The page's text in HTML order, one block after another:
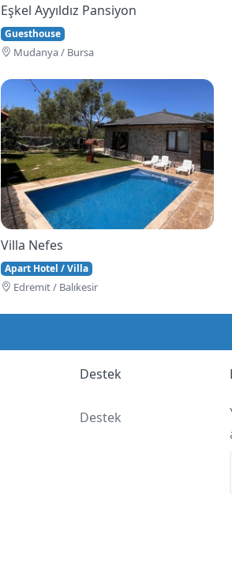
Eşkel Ayyıldız Pansiyon
Guesthouse
Mudanya / Bursa
Villa Nefes
Apart Hotel / Villa
Edremi̇t / Balıkesir
Destek
Destek